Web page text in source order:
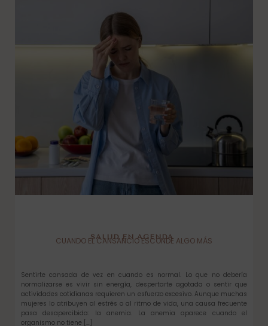
SALUD EN AGENDA
CUANDO EL CANSANCIO ESCONDE ALGO MÁS
Sentirte cansada de vez en cuando es normal. Lo que no debería
normalizarse es vivir sin energía, despertarte agotada o sentir que
actividades cotidianas requieren un esfuerzo excesivo. Aunque muchas
mujeres lo atribuyen al estrés o al ritmo de vida, una causa frecuente
pasa desapercibida: la anemia. La anemia aparece cuando el
organismo no tiene […]